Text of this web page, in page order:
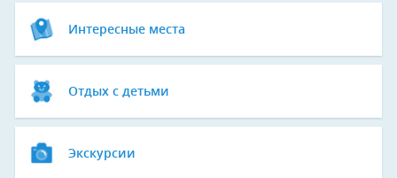
Интересные места
Отдых с детьми
Экскурсии